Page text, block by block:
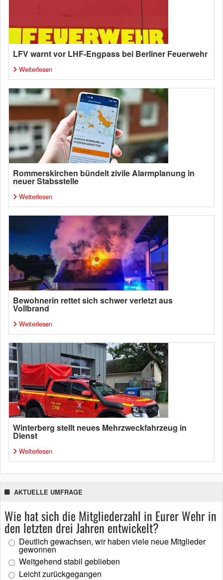
LFV warnt vor LHF-Engpass bei Berliner Feuerwehr
Weiterlesen
Rommerskirchen bündelt zivile Alarmplanung in
neuer Stabsstelle
Weiterlesen
Bewohnerin rettet sich schwer verletzt aus
Vollbrand
Weiterlesen
Winterberg stellt neues Mehrzweckfahrzeug in
Dienst
Weiterlesen
AKTUELLE UMFRAGE
Wie hat sich die Mitgliederzahl in Eurer Wehr in
den letzten drei Jahren entwickelt?
Deutlich gewachsen, wir haben viele neue Mitglieder
gewonnen
Weitgehend stabil geblieben
Leicht zurückgegangen